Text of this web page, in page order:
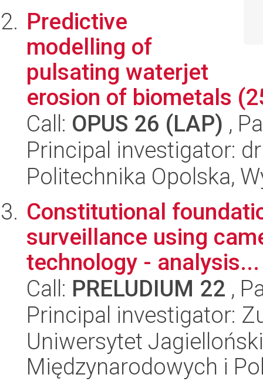
Predictive
modelling of
pulsating waterjet
erosion of biometals
Call: OPUS 26 (LAP) ,
Principal investigator:
Politechnika Opolska,
Constitutional
surveillance using
technology - analysis...
Call: PRELUDIUM 22 ,
Principal investigator:
Uniwersytet
Międzynarodowych i